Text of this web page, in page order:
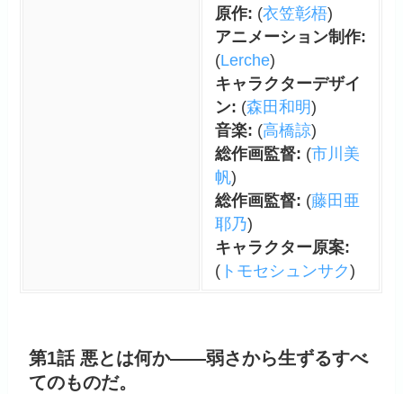
原作: (衣笠彰梧)
アニメーション制作:
(Lerche)
キャラクターデザイ
ン: (森田和明)
音楽: (高橋諒)
総作画監督: (市川美
帆)
総作画監督: (藤田亜
耶乃)
キャラクター原案:
(トモセシュンサク)
第1話 悪とは何か――弱さから生ずるすべ
てのものだ。